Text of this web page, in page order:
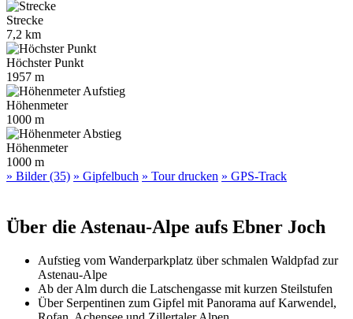
Strecke
7,2 km
Höchster Punkt
1957 m
Höhenmeter
1000 m
Höhenmeter
1000 m
» Bilder (35) » Gipfelbuch » Tour drucken » GPS-Track
Über die Astenau-Alpe aufs Ebner Joch
Aufstieg vom Wanderparkplatz über schmalen Waldpfad zur
Astenau-Alpe
Ab der Alm durch die Latschengasse mit kurzen Steilstufen
Über Serpentinen zum Gipfel mit Panorama auf Karwendel,